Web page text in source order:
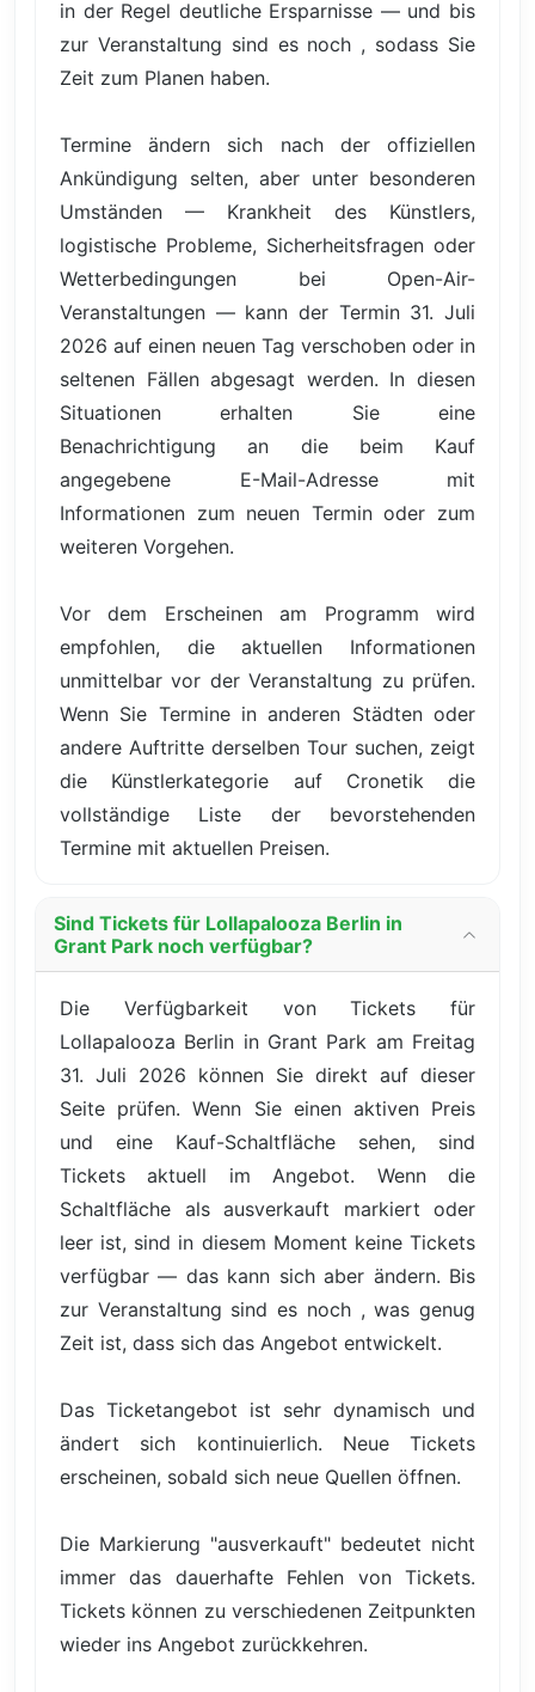
in der Regel deutliche Ersparnisse — und bis
zur Veranstaltung sind es noch , sodass Sie
Zeit zum Planen haben.
Termine ändern sich nach der offiziellen
Ankündigung selten, aber unter besonderen
Umständen — Krankheit des Künstlers,
logistische Probleme, Sicherheitsfragen oder
Wetterbedingungen bei Open-Air-
Veranstaltungen — kann der Termin 31. Juli
2026 auf einen neuen Tag verschoben oder in
seltenen Fällen abgesagt werden. In diesen
Situationen erhalten Sie eine
Benachrichtigung an die beim Kauf
angegebene E-Mail-Adresse mit
Informationen zum neuen Termin oder zum
weiteren Vorgehen.
Vor dem Erscheinen am Programm wird
empfohlen, die aktuellen Informationen
unmittelbar vor der Veranstaltung zu prüfen.
Wenn Sie Termine in anderen Städten oder
andere Auftritte derselben Tour suchen, zeigt
die Künstlerkategorie auf Cronetik die
vollständige Liste der bevorstehenden
Termine mit aktuellen Preisen.
Sind Tickets für Lollapalooza Berlin in
Grant Park noch verfügbar?
Die Verfügbarkeit von Tickets für
Lollapalooza Berlin in Grant Park am Freitag
31. Juli 2026 können Sie direkt auf dieser
Seite prüfen. Wenn Sie einen aktiven Preis
und eine Kauf-Schaltfläche sehen, sind
Tickets aktuell im Angebot. Wenn die
Schaltfläche als ausverkauft markiert oder
leer ist, sind in diesem Moment keine Tickets
verfügbar — das kann sich aber ändern. Bis
zur Veranstaltung sind es noch , was genug
Zeit ist, dass sich das Angebot entwickelt.
Das Ticketangebot ist sehr dynamisch und
ändert sich kontinuierlich. Neue Tickets
erscheinen, sobald sich neue Quellen öffnen.
Die Markierung "ausverkauft" bedeutet nicht
immer das dauerhafte Fehlen von Tickets.
Tickets können zu verschiedenen Zeitpunkten
wieder ins Angebot zurückkehren.